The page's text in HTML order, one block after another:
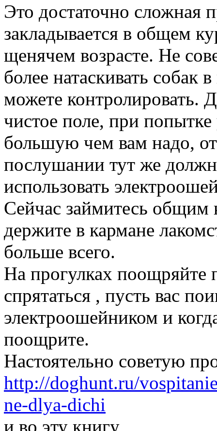
Это достаточно сложная
закладывается в общем
щенячем возрасте. Не
более натаскивать собак
можете контролировать.
чистое поле, при
большую чем вам надо,
послушании тут же
использовать
Сейчас займитесь общим
держите в кармане
больше всего.
На прогулках поощряйте
спрятаться , пусть вас
электроошейником и
поощрите.
Настоятельно советую
http://doghunt.ru/
ne-dlya-dichi
и во эту книгу